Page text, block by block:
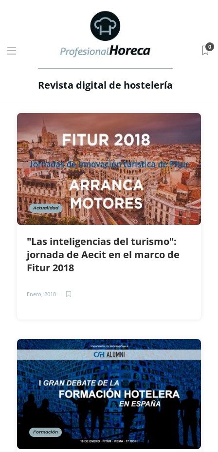
Revista digital de hostelería
0
Actualidad
"Las inteligencias del turismo":
jornada de Aecit en el marco de
Fitur 2018
Enero, 2018
Formación